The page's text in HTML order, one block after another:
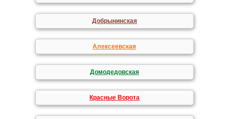
Добрынинская
Алексеевская
Домодедовская
Красные Ворота